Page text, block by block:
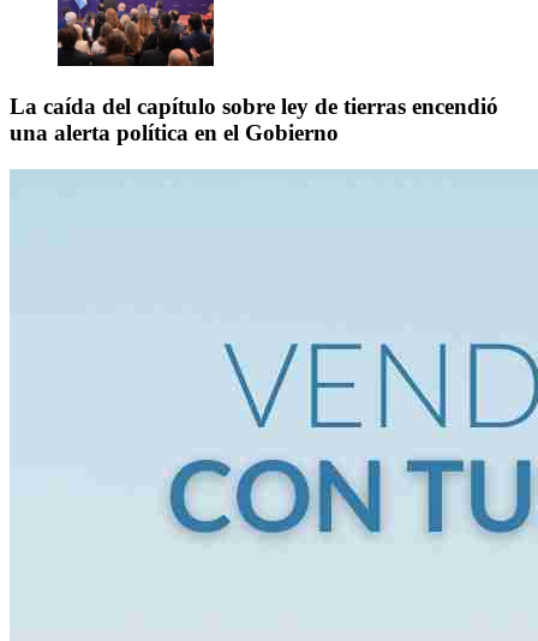
La caída del capítulo sobre ley de tierras encendió
una alerta política en el Gobierno